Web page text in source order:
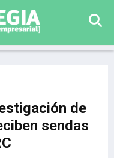
de
sendas